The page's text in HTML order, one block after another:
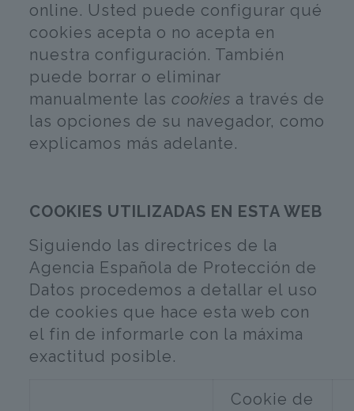
online. Usted puede configurar qué
cookies acepta o no acepta en
nuestra configuración. También
puede borrar o eliminar
manualmente las cookies a través de
las opciones de su navegador, como
explicamos más adelante.
COOKIES UTILIZADAS EN ESTA WEB
Siguiendo las directrices de la
Agencia Española de Protección de
Datos procedemos a detallar el uso
de cookies que hace esta web con
el fin de informarle con la máxima
exactitud posible.
Cookie de